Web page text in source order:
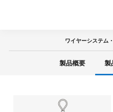
ついて
ワイヤーシステム
製品概要 製